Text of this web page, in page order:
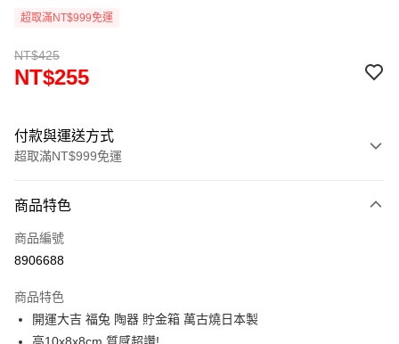
超取滿NT$999免運
NT$425
NT$255
付款與運送方式
超取滿NT$999免運
信用卡一次付款
信用卡分期付款
合作金庫商業銀行
華南商業銀行
彰化商業銀行
超商取貨付款
商品特色
商品編號
8906688
商品特色
開運大吉 福兔 陶器 貯金箱 萬古燒日本製